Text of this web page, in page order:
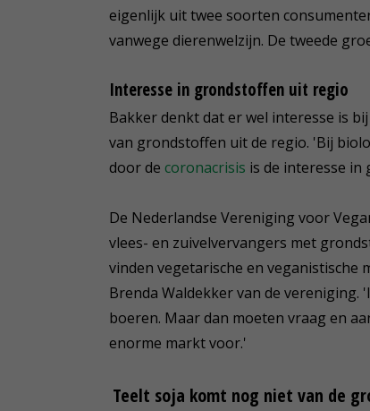
eigenlijk uit twee soorten
vanwege dierenwelzijn. De tweede
Interesse in grondstoffen uit regio
Bakker denkt dat er wel interesse is
van grondstoffen uit de regio. 'Bij
door de coronacrisis is de interesse in
De Nederlandse Vereniging voor
vlees- en zuivelvervangers met
vinden vegetarische en veganistische
Brenda Waldekker van de
boeren. Maar dan moeten vraag en
enorme markt voor.'